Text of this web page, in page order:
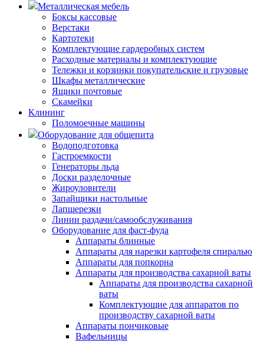
Металлическая мебель
Боксы кассовые
Верстаки
Картотеки
Комплектующие гардеробных систем
Расходные материалы и комплектующие
Тележки и корзинки покупательские и грузовые
Шкафы металлические
Ящики почтовые
Скамейки
Клининг
Поломоечные машины
Оборудование для общепита
Водоподготовка
Гастроемкости
Генераторы льда
Доски разделочные
Жироуловители
Запайщики настольные
Лапшерезки
Линии раздачи/самообслуживания
Оборудование для фаст-фуда
Аппараты блинные
Аппараты для нарезки картофеля спиралью
Аппараты для попкорна
Аппараты для производства сахарной ваты
Аппараты для производства сахарной
ваты
Комплектующие для аппаратов по
производству сахарной ваты
Аппараты пончиковые
Вафельницы